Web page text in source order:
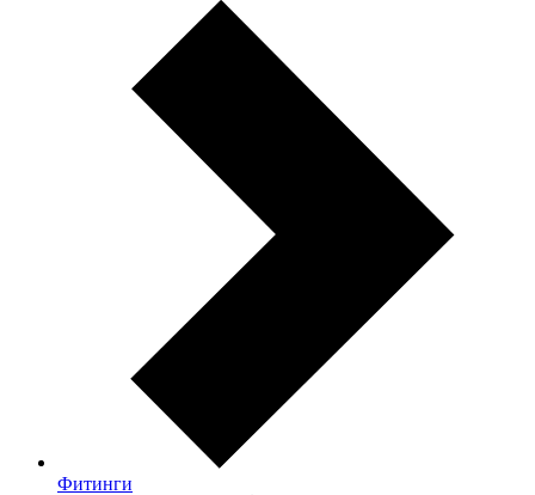
Фитинги